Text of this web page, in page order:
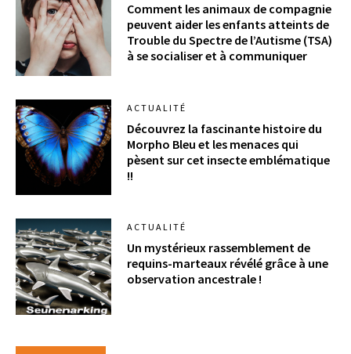
Comment les animaux de compagnie
peuvent aider les enfants atteints de
Trouble du Spectre de l’Autisme (TSA)
à se socialiser et à communiquer
ACTUALITÉ
Découvrez la fascinante histoire du
Morpho Bleu et les menaces qui
pèsent sur cet insecte emblématique
!!
ACTUALITÉ
Un mystérieux rassemblement de
requins-marteaux révélé grâce à une
observation ancestrale !